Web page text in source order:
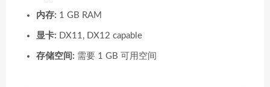
内存: 1 GB RAM
显卡: DX11, DX12 capable
存储空间: 需要 1 GB 可用空间